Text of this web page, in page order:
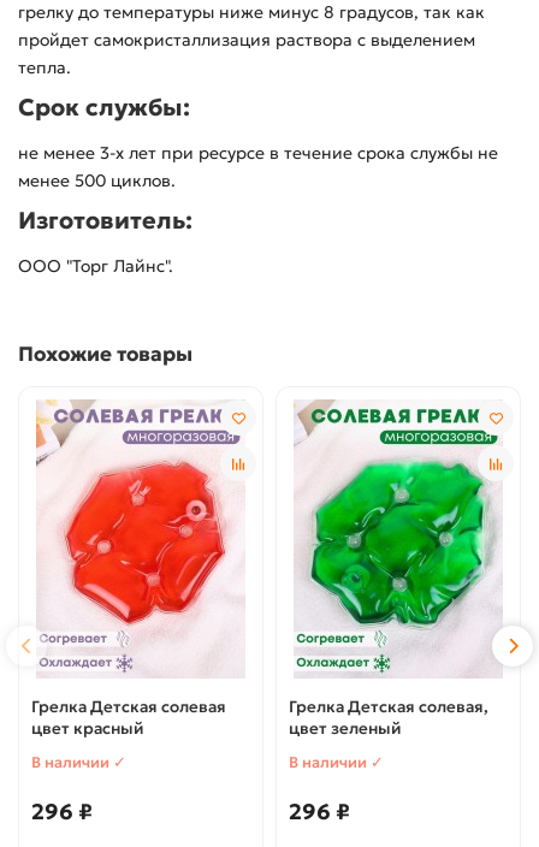
грелку до температуры ниже минус 8 градусов, так как
пройдет самокристаллизация раствора с выделением
тепла.
Срок службы:
не менее 3-х лет при ресурсе в течение срока службы не
менее 500 циклов.
Изготовитель:
ООО "Торг Лайнс".
Похожие товары
Грелка Детская солевая
цвет красный
В наличии ✓
296 ₽
Грелка Детская солевая,
цвет зеленый
В наличии ✓
296 ₽